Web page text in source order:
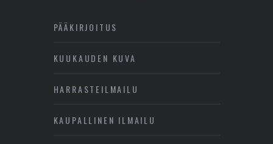
PÄÄKIRJOITUS
KUUKAUDEN KUVA
HARRASTEILMAILU
KAUPALLINEN ILMAILU